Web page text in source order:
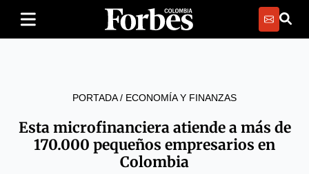
PORTADA/ ECONOMÍA Y FINANZAS
Esta microfinanciera atiende a más de
170.000 pequeños empresarios en
Colombia